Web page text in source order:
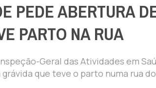
PEDE ABERTURA
PARTO NA RUA
Geral das Atividades em
que teve o parto numa rua